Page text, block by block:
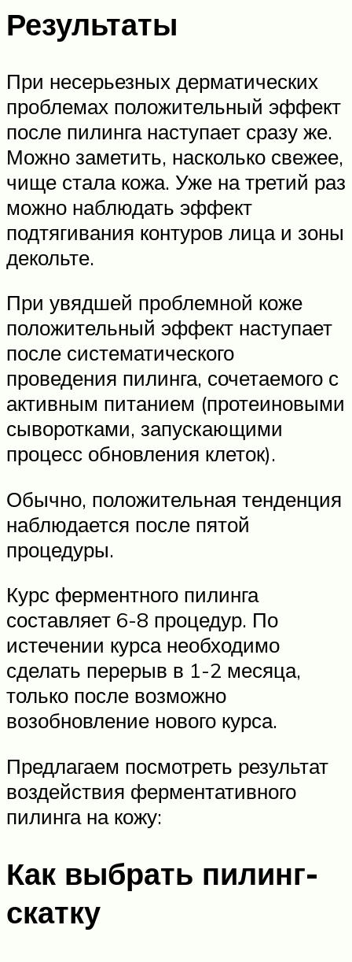
Результаты
При несерьезных дерматических
проблемах положительный эффект
после пилинга наступает сразу же.
Можно заметить, насколько свежее,
чище стала кожа. Уже на третий раз
можно наблюдать эффект
подтягивания контуров лица и зоны
декольте.
При увядшей проблемной коже
положительный эффект наступает
после систематического
проведения пилинга, сочетаемого с
активным питанием (протеиновыми
сыворотками, запускающими
процесс обновления клеток).
Обычно, положительная тенденция
наблюдается после пятой
процедуры.
Курс ферментного пилинга
составляет 6-8 процедур. По
истечении курса необходимо
сделать перерыв в 1-2 месяца,
только после возможно
возобновление нового курса.
Предлагаем посмотреть результат
воздействия ферментативного
пилинга на кожу:
Как выбрать пилинг-
скатку